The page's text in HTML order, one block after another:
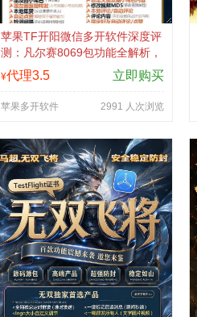
苹果TF开阳微信多开软件深度评
测：凡尔赛8069包功能全解析，
TestFlight稳定版上架，激活认准
拍拍卡商城
¥代理3.5 立即购买
苹果多开软件 2991 人次浏览